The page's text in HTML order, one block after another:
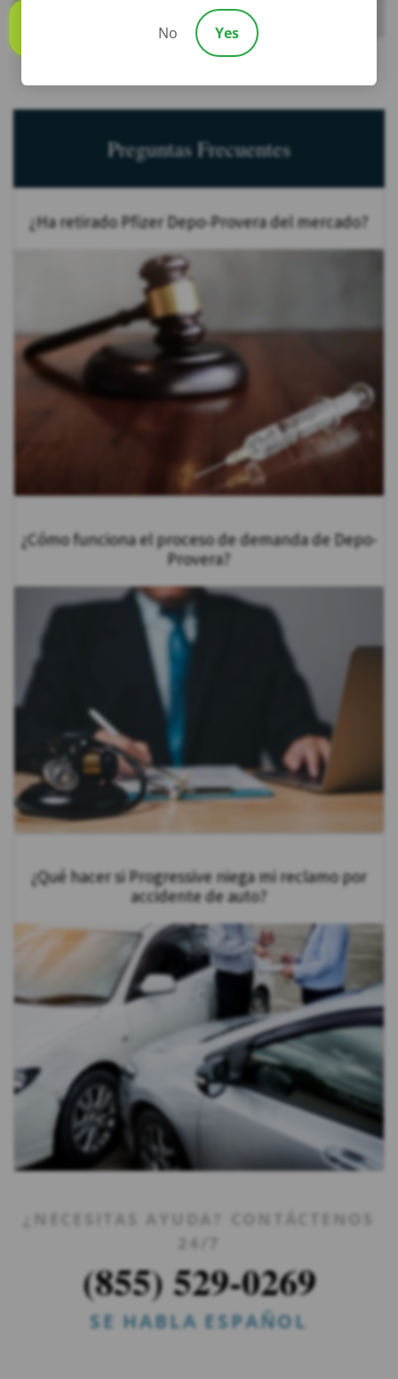
Preguntas Frecuentes
¿Ha retirado Pfizer Depo-Provera del mercado?
¿Cómo funciona el proceso de demanda de Depo-
Provera?
¿Qué hacer si Progressive niega mi reclamo por
accidente de auto?
¿NECESITAS AYUDA? CONTÁCTENOS
24/7
(855) 529-0269
SE HABLA ESPAÑOL
No Yes